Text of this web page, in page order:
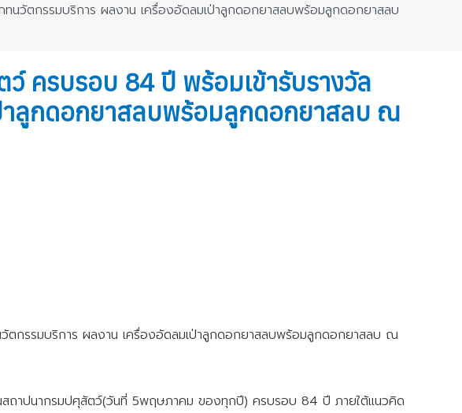
นวัตกรรมบริการ ผลงาน เครื่องอัดลมเป่าลูกดอกยาสลบพร้อมลูกดอกยาสลบ
ครบรอบ 84 ปี พร้อมเข้ารับรางวัล
าลูกดอกยาสลบพร้อมลูกดอกยาสลบ ณ
ตกรรมบริการ ผลงาน เครื่องอัดลมเป่าลูกดอกยาสลบพร้อมลูกดอกยาสลบ ณ
าปนากรมปศุสัตว์(วันที่ 5พฤษภาคม ของทุกปี) ครบรอบ 84 ปี ภายใต้แนวคิด